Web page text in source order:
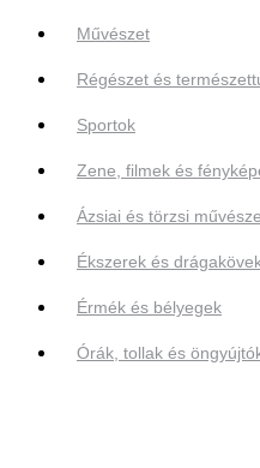
Művészet
Régészet és
Sportok
Zene, filmek és
Ázsiai és törzsi
Ékszerek és
Érmék és bélyegek
Órák, tollak és